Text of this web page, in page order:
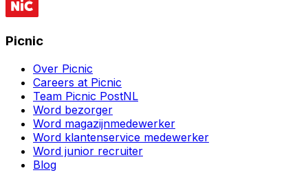
Picnic
Over Picnic
Careers at Picnic
Team Picnic PostNL
Word bezorger
Word magazijnmedewerker
Word klantenservice medewerker
Word junior recruiter
Blog